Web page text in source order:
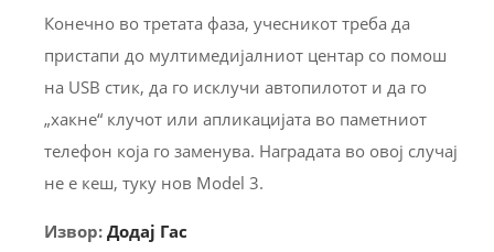
Конечно во третата фаза, учесникот треба да
пристапи до мултимедијалниот центар со помош
на USB стик, да го исклучи автопилотот и да го
„хакне“ клучот или апликацијата во паметниот
телефон која го заменува. Наградата во овој случај
не е кеш, туку нов Model 3.
Извор: Додај Гас